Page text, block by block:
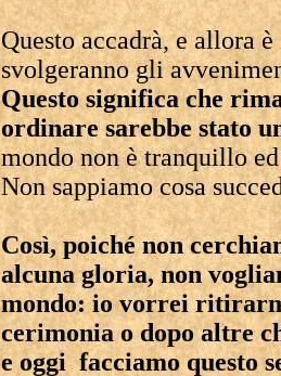
Questo accadrà, e allora
svolgeranno gli
Questo significa che
ordinare sarebbe stato
mondo non è tranquillo
Non sappiamo cosa
Così, poiché non
alcuna gloria, non
mondo: io vorrei
cerimonia o dopo altre
e oggi facciamo questo